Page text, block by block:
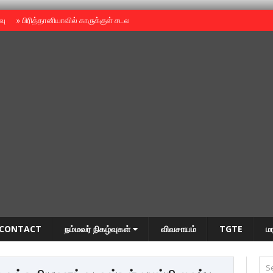
»பிரித்தானியாவில் காருக்குள் சடலம் -தமிழருடையதா ?
நம்மவர் நிகழ்வுகள் விவசாயம் TGTE